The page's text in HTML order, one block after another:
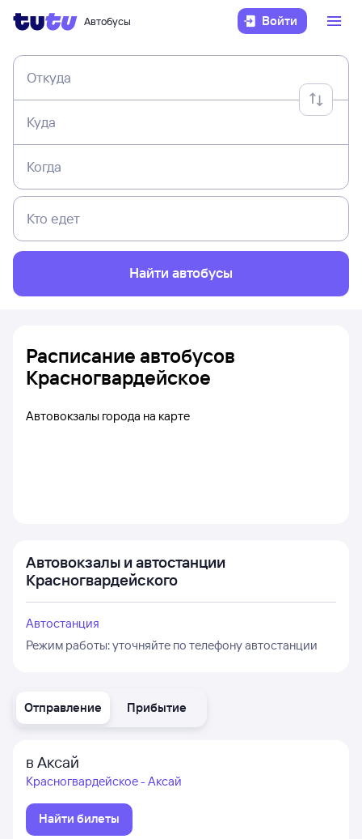
Автобусы Войти
Откуда
Куда
Когда
Кто едет
Найти автобусы
Отправление Прибытие
в Аксай
Красногвардейское - Аксай
Найти билеты
Расписание автобусов
Красногвардейское
Автовокзалы города на карте
Автовокзалы и автостанции
Красногвардейского
Автостанция
Режим работы:уточняйте по телефону автостанции